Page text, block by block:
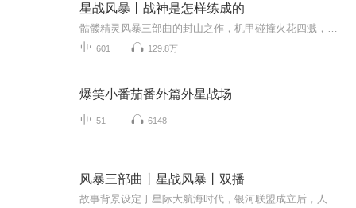
星战风暴丨战神是怎样练成的
601 129.8万
爆笑小番茄番外篇外星战场
51 6148
风暴三部曲丨星战风暴丨双播